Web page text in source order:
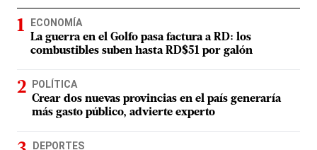
ECONOMÍA
La guerra en el Golfo pasa factura a RD: los
combustibles suben hasta RD$51 por galón
POLÍTICA
Crear dos nuevas provincias en el país generaría
más gasto público, advierte experto
DEPORTES